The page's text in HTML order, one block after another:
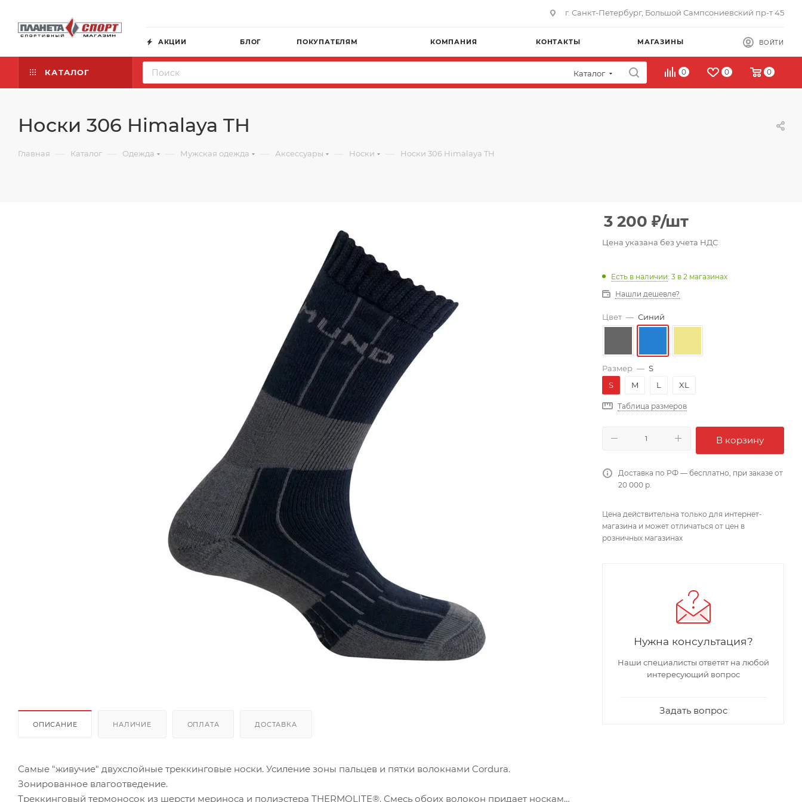
г. Санкт-Петербург, Большой Сампсониевский пр-т 45
АКЦИИ БЛОГ ПОКУПАТЕЛЯМ КОМПАНИЯ КОНТАКТЫ МАГАЗИНЫ ВОЙТИ
КАТАЛОГ Каталог 0 0 0
Носки 306 Himalaya TH
Главная — Каталог — Одежда — Мужская одежда — Аксессуары — Носки — Носки 306 Himalaya TH
ОПИСАНИЕ НАЛИЧИЕ ОПЛАТА ДОСТАВКА
Самые "живучие" двухслойные треккинговые носки. Усиление зоны пальцев и пятки волокнами Cordura.
Зонированное влагоотведение.
Треккинговый термоносок из шерсти мериноса и полиэстера THERMOLITE®. Смесь обоих волокон придает носкам
3 200 ₽/шт
Цена указана без учета НДС
Есть в наличии: 3 в 2 магазинах
Нашли дешевле?
Цвет — Синий
Размер — S
S
M L XL
Таблица размеров
В корзину
Доставка по РФ — бесплатно, при заказе от
20 000 р.
Цена действительна только для интернет-
магазина и может отличаться от цен в
розничных магазинах
Нужна консультация?
Наши специалисты ответят на любой
интересующий вопрос
Задать вопрос